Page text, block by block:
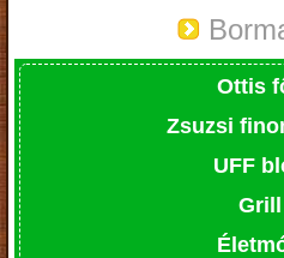
Ottis
Zsuzsi
UFF
Grill